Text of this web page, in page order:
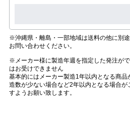
※沖縄県・離島・一部地域は送料の他に別
お問い合わせください。
※メーカー様に製造年週を指定した発注が
はお受けできません
基本的にはメーカー製造1年以内となる商
造数が少ない場合など2年以内となる場合が
すようお願い致します。